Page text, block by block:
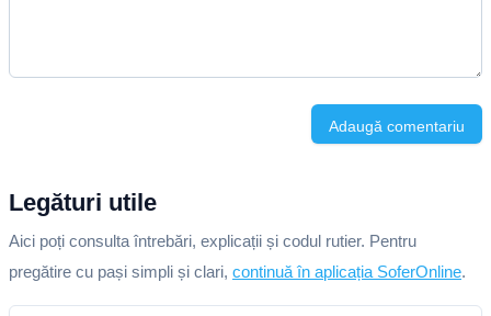
Adaugă comentariu
Legături utile
Aici poți consulta întrebări, explicații și codul rutier. Pentru
pregătire cu pași simpli și clari, continuă în aplicația SoferOnline.